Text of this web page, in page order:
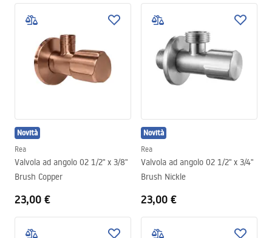
Novità
Rea
Valvola ad angolo 02 1/2" x 3/8"
Brush Copper
23,00 €
Novità
Rea
Valvola ad angolo 02 1/2" x 3/4"
Brush Nickle
23,00 €